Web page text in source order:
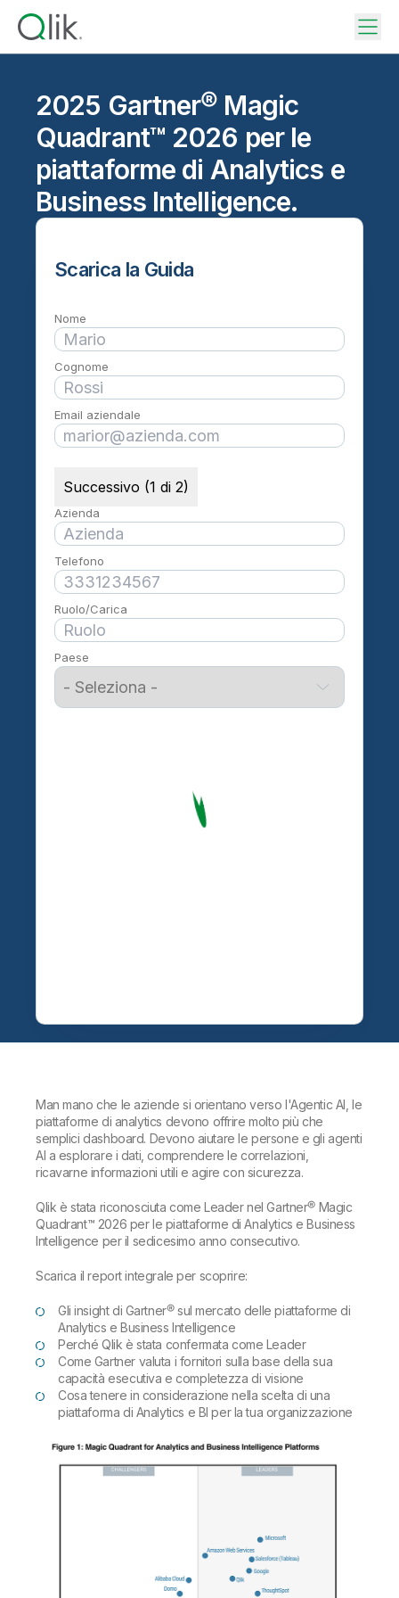
2025 Gartner® Magic
Quadrant™ 2026 per le
piattaforme di Analytics e
Business Intelligence.
Scarica la Guida
Nome
Cognome
Email aziendale
Successivo (1 di 2)
Azienda
Telefono
Ruolo/Carica
Paese
Man mano che le aziende si orientano verso l'Agentic AI, le
piattaforme di analytics devono offrire molto più che
semplici dashboard. Devono aiutare le persone e gli agenti
AI a esplorare i dati, comprendere le correlazioni,
ricavarne informazioni utili e agire con sicurezza.
Qlik è stata riconosciuta come Leader nel Gartner® Magic
Quadrant™ 2026 per le piattaforme di Analytics e Business
Intelligence per il sedicesimo anno consecutivo.
Scarica il report integrale per scoprire:
Gli insight di Gartner® sul mercato delle piattaforme di
Analytics e Business Intelligence
Perché Qlik è stata confermata come Leader
Come Gartner valuta i fornitori sulla base della sua
capacità esecutiva e completezza di visione
Cosa tenere in considerazione nella scelta di una
piattaforma di Analytics e BI per la tua organizzazione